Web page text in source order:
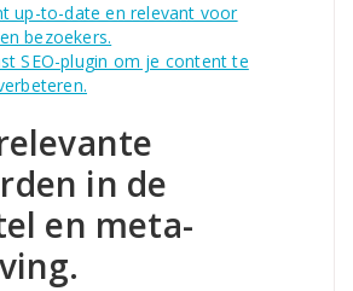
up-to-date en relevant voor
bezoekers.
SEO-plugin om je content te
in de
en meta-